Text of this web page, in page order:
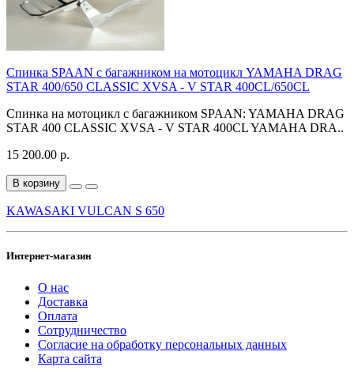
Спинка SPAAN с багажником на мотоцикл YAMAHA DRAG
STAR 400/650 CLASSIC XVSA - V STAR 400CL/650CL
Спинка на мотоцикл с багажником SPAAN: YAMAHA DRAG
STAR 400 CLASSIC XVSA - V STAR 400CL YAMAHA DRA..
15 200.00 р.
В корзину
KAWASAKI VULCAN S 650
Интернет-магазин
О нас
Доставка
Оплата
Сотрудничество
Согласие на обработку персональных данных
Карта сайта